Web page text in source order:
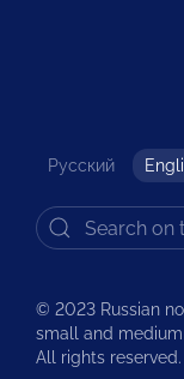
Русский
© 2023 Russian
small and
All rights reserved.